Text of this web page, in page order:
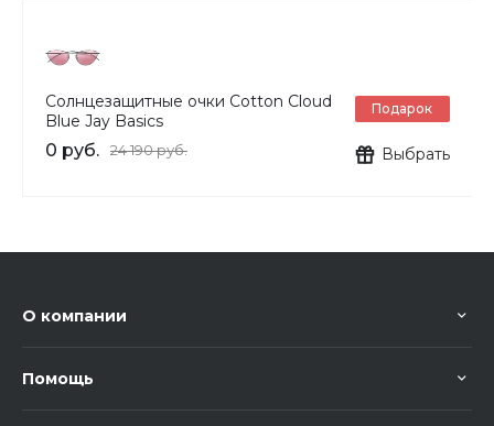
Солнцезащитные очки Cotton Cloud
Blue Jay Basics
0 руб. 24 190 руб.
Подарок
Выбрать
О компании
Помощь